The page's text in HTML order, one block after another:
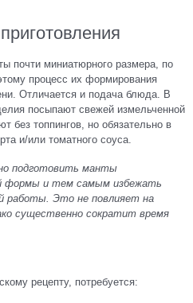
почти миниатюрного размера, по
процесс их формирования
Отличается и подача блюда. В
посыпают свежей измельченной
без топпингов, но обязательно в
и/или томатного соуса.
подготовить манты
формы и тем самым избежать
работы. Это не повлияет на
существенно сократит время
рецепту, потребуется: